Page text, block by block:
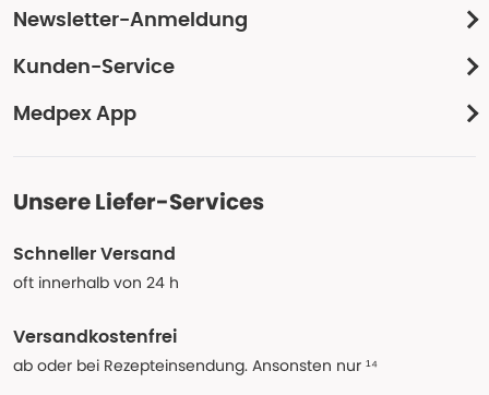
Newsletter-Anmeldung
Kunden-Service
Medpex App
Unsere Liefer-Services
Schneller Versand
oft innerhalb von 24 h
Versandkostenfrei
ab oder bei Rezepteinsendung. Ansonsten nur ¹⁴